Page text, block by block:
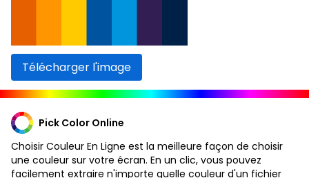
Télécharger l'image
Pick Color Online
Choisir Couleur En Ligne est la meilleure façon de choisir
une couleur sur votre écran. En un clic, vous pouvez
facilement extraire n'importe quelle couleur d'un fichier